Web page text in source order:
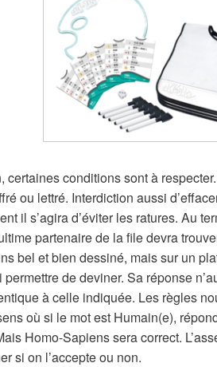
certaines conditions sont à
ou lettré. Interdiction aussi
il s’agira d’éviter les ratures. Au
partenaire de la file devra
bel et bien dessiné, mais sur un
de deviner. Sa réponse
à celle indiquée. Les règles
où si le mot est Humain(e),
Homo-Sapiens sera correct.
si on l’accepte ou non.